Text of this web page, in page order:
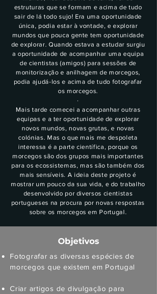
estruturas que se formam e acima de tudo
sair de lá todo sujo! Era uma oportunidade
única, podia estar à vontade, e explorar
mundos que pouca gente tem oportunidade
de explorar. Quando estava a estudar surgiu
a oportunidade de acompanhar uma equipa
de cientistas (amigos) para sessões de
monitorização e anilhagem de morcegos,
podia ajudá-los e acima de tudo fotografar
os morcegos.
·
Mais tarde comecei a acompanhar outras
equipas e a ter oportunidade de explorar
novos mundos, novas grutas, e novas
colónias. Mas o que mais me despoleta
interessa é a parte científica, porque os
morcegos são dos grupos mais importantes
para os ecossistemas, mas são também dos
mais sensíveis. A ideia deste projeto é
mostrar um pouco da sua vida, e do trabalho
desenvolvido por diversos cientistas
portugueses na procura por novas respostas
sobre os morcegos em Portugal.
Objetivos
Fotografar as diversas espécies de
morcegos que existem em Portugal
Criar artigos de divulgação para